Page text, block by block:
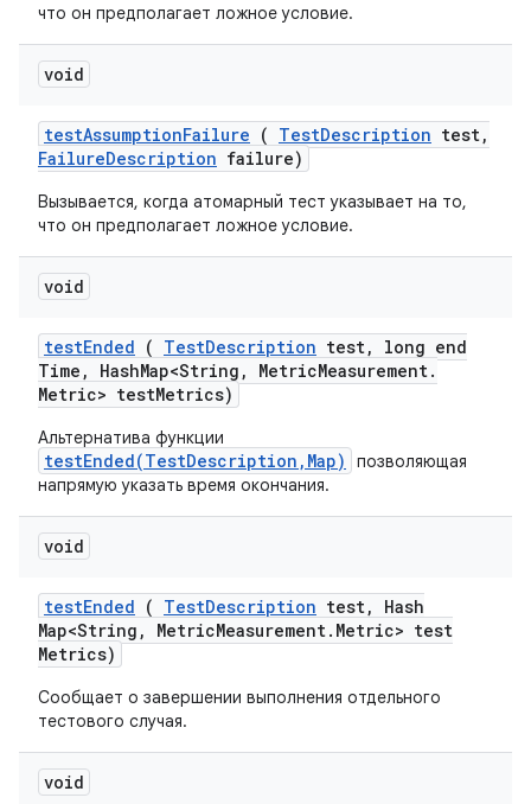
что он предполагает ложное условие.
void
testAssumptionFailure ( TestDescription test,
FailureDescription failure)
Вызывается, когда атомарный тест указывает на то,
что он предполагает ложное условие.
void
testEnded ( TestDescription test,
long end
Time , HashMap<String , MetricMeasurement.
Metric> testMetrics)
Альтернатива функции
testEnded(TestDescription,Map)
позволяющая
напрямую указать время окончания.
void
testEnded ( TestDescription test,
Hash
Map<String , MetricMeasurement. Metric> test
Metrics)
Сообщает о завершении выполнения отдельного
тестового случая.
void